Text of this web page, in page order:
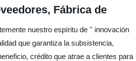
Fábrica de
nuestro espíritu de '' innovación
que garantiza la subsistencia,
crédito que atrae a clientes para